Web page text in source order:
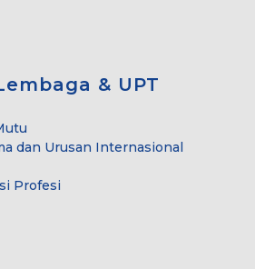
& UPT
dan Urusan Internasional
Profesi